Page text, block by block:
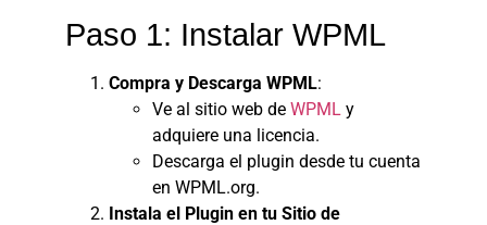
Paso 1: Instalar WPML
Compra y Descarga WPML:
Ve al sitio web de WPML y
adquiere una licencia.
Descarga el plugin desde tu cuenta
en WPML.org.
Instala el Plugin en tu Sitio de